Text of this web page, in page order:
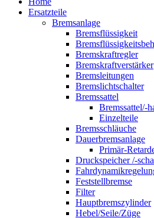
Ersatzteile
Bremsanlage
Bremsflüssigkeit
Bremskraftregler
Bremskraftverstärker
Bremsleitungen
Bremslichtschalter
Bremssattel
Bremssattel/-
Einzelteile
Bremsschläuche
Dauerbremsanlage
Primär-
Druckspeicher /-
Feststellbremse
Filter
Hauptbremszylinder
Hebel/Seile/Züge